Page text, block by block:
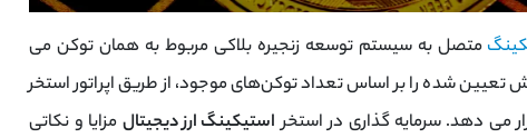
متصل به سیستم توسعه زنجیره بلاکی مربوط به همان توکن می
شده را بر اساس تعداد توکن‌های موجود، از طریق اپراتور استخر
می دهد. سرمایه گذاری در استخراستیکینگ ارز دیجیتال مزایا و نکاتی